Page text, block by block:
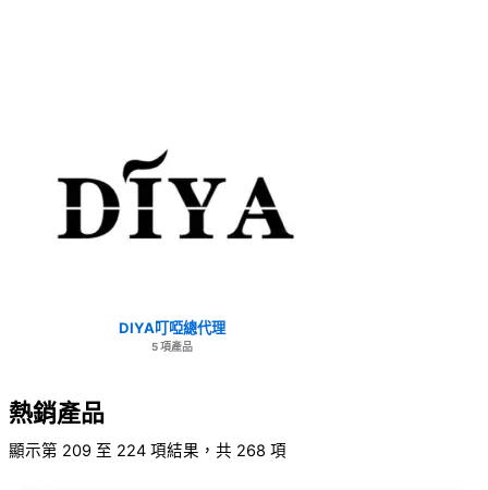
DIYA叮啞總代理
5 項產品
熱銷產品
顯示第 209 至 224 項結果，共 268 項